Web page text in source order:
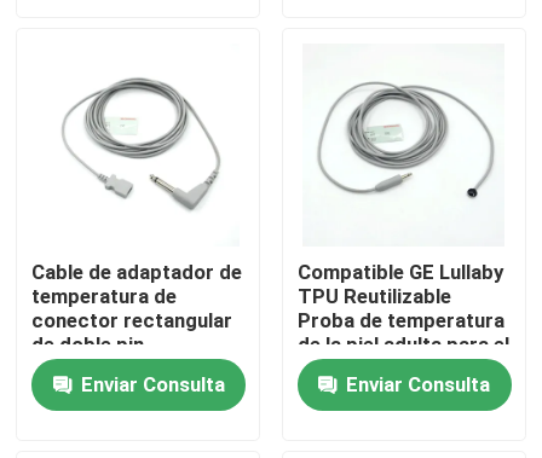
Contacto
Solicitar una cotización
El cable del sensor Spo2
Sensor disponible SPO2
Cable de adaptador de
temperatura de
conector rectangular
de doble pin
compatible con YSI
400 para sonda de
temperatura
Enviar Consulta
Compatible GE Lullaby
TPU Reutilizable
Proba de temperatura
de la piel adulta para el
monitoreo de la
temperatura
Enviar Consulta